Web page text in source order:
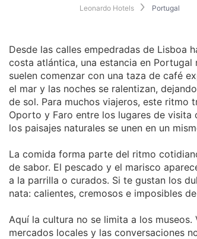
Leonardo Hotels Portugal
Desde las calles empedradas de Lisboa
costa atlántica, una estancia en Portugal
suelen comenzar con una taza de café
el mar y las noches se ralentizan,
de sol. Para muchos viajeros, este ritmo
Oporto y Faro entre los lugares de
los paisajes naturales se unen en un
La comida forma parte del ritmo
de sabor. El pescado y el marisco
a la parrilla o curados. Si te gustan los
nata: calientes, cremosos e imposibles
Aquí la cultura no se limita a los
mercados locales y las conversaciones